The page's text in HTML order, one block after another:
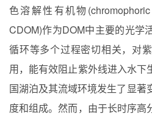
色溶解性有机物
CDOM)作为DOM中主要的光学
循环等多个过程密切相关，对
用，能有效阻止紫外线进入水下
国湖泊及其流域环境发生了显著
度和组成。然而，由于长时序高